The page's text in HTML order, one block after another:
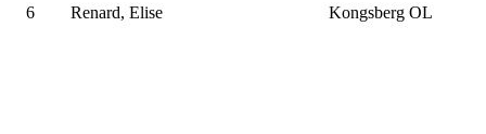
6 Renard, Elise Kongsberg OL